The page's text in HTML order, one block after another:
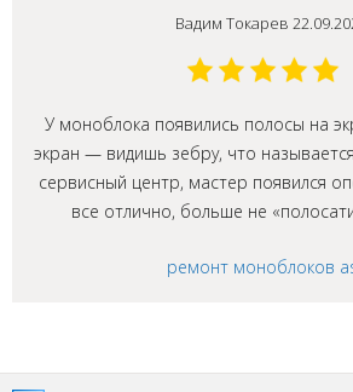
Вадим Токарев
У моноблока появились полосы на
экран — видишь зебру, что
сервисный центр, мастер появился
все отлично, больше не
ремонт моноблоков